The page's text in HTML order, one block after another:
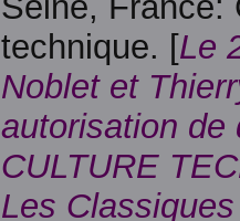
technique. [Le
Noblet et
autorisation de
CULTURE
Les